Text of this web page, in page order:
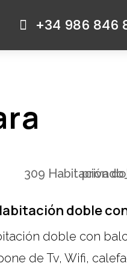
 +34 986 846
doble
doble con
de Tv, Wifi,